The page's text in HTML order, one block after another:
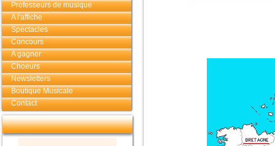
Professeurs de musique
A l'affiche
Spectacles
Concours
A gagner
Choeurs
Newsletters
Boutique Musicale
Contact